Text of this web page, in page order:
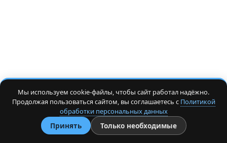
Мы используем cookie-файлы, чтобы сайт работал надёжно.
Продолжая пользоваться сайтом, вы соглашаетесь с Политикой
обработки персональных данных
Принять Только необходимые